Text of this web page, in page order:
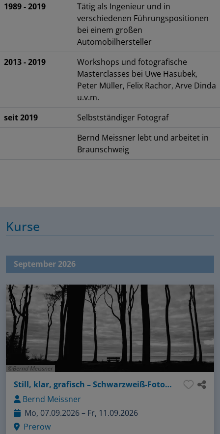
1989 - 2019
Tätig als Ingenieur und in
verschiedenen Führungspositionen
bei einem großen
Automobilhersteller
2013 - 2019
Workshops und fotografische
Masterclasses bei Uwe Hasubek,
Peter Müller, Felix Rachor, Arve Dinda
u.v.m.
seit 2019
Selbstständiger Fotograf
Bernd Meissner lebt und arbeitet in
Braunschweig
Kurse
September 2026
Bernd Meissner
Still, klar, grafisch – Schwarzweiß-Fotografie an der Ostseeküste
Bernd Meissner
Mo, 07.09.2026 – Fr, 11.09.2026
Prerow